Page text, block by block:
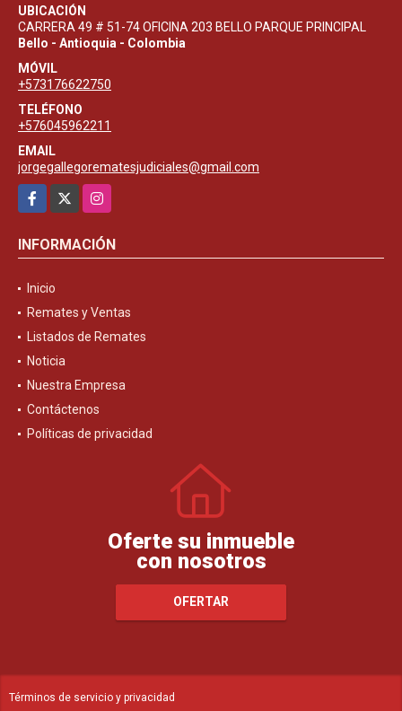
UBICACIÓN
CARRERA 49 # 51-74 OFICINA 203 BELLO PARQUE PRINCIPAL
Bello - Antioquia - Colombia
MÓVIL
+573176622750
TELÉFONO
+576045962211
EMAIL
jorgegallegorematesjudiciales@gmail.com
Facebook
Instagram
INFORMACIÓN
Inicio
Remates y Ventas
Listados de Remates
Noticia
Nuestra Empresa
Contáctenos
Políticas de privacidad
Oferte su inmueble
con nosotros
OFERTAR
Términos de servicio y privacidad